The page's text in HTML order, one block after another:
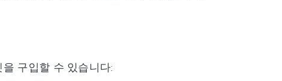
구입할 수 있습니다: